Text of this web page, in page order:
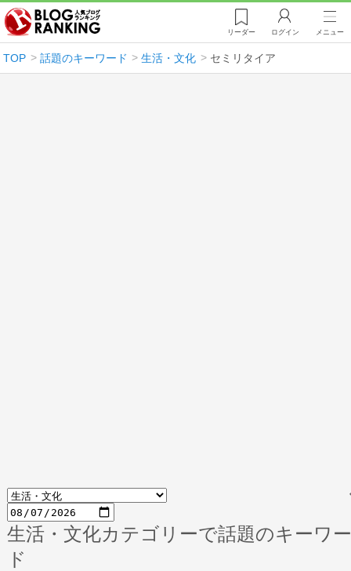
リーダー ログイン メニュー
TOP 話題のキーワード 生活・文化 セミリタイア
生活・文化カテゴリーで話題のキーワー
ド